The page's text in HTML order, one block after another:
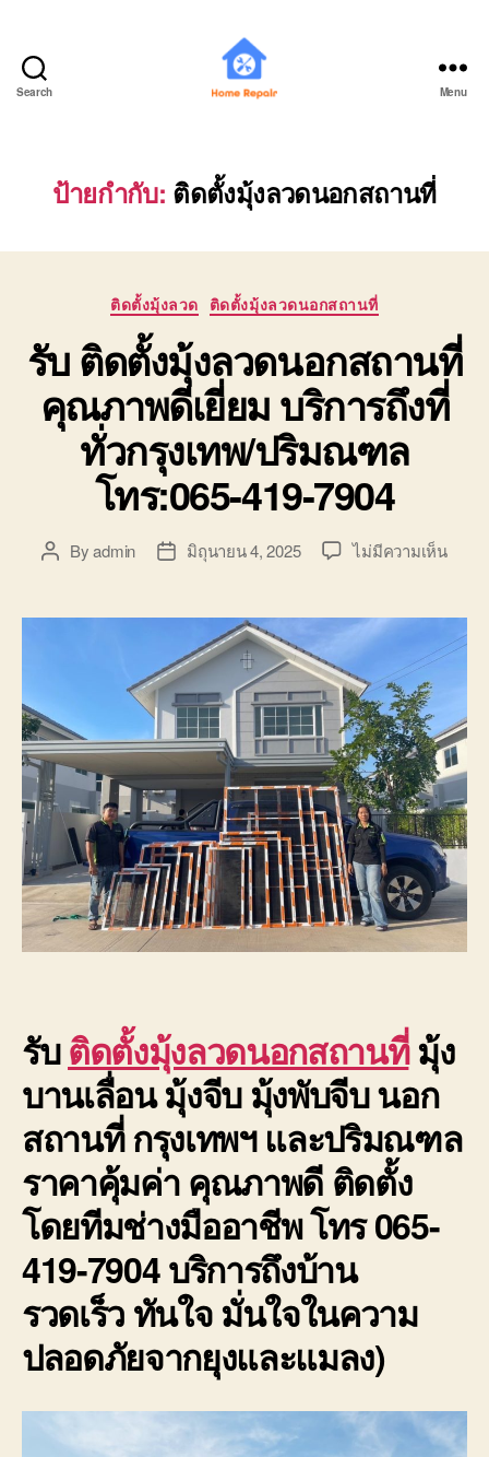
Search
อาชีพ
THAIBUILDHOME
Menu
ป้ายกำกับ: ติดตั้งมุ้งลวดนอกสถานที่
Categories
ติดตั้งมุ้งลวด ติดตั้งมุ้งลวดนอกสถานที่
รับ ติดตั้งมุ้งลวดนอกสถานที่
คุณภาพดีเยี่ยม บริการถึงที่
ทั่วกรุงเทพ/ปริมณฑล
โทร:065-419-7904
PostByadmin
Postมิถุนายน 4, 2025 ไม่มีความเห็นบน
ตั้ง
มุ้ง
สถาน
ที่
คุณภ
ดี
เยี่ยม
บริกา
ถึงที่
ทั่ว
กรุงเ
โทร
รับติดตั้งมุ้งลวดนอกสถานที่มุ้ง
บานเลื่อน มุ้งจีบ มุ้งพับจีบ นอก
สถานที่ กรุงเทพฯ และปริมณฑล
ราคาคุ้มค่า คุณภาพดี ติดตั้ง
โดยทีมช่างมืออาชีพ โทร 065-
419-7904 บริการถึงบ้าน
รวดเร็ว ทันใจ มั่นใจในความ
ปลอดภัยจากยุงและแมลง)